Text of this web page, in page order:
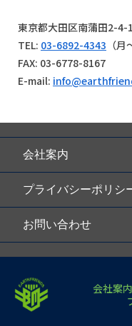
東京都大田区南蒲田2-4-
TEL: 03-6892-4343 （
FAX: 03-6778-8167
E-mail:
会社案内
プライバシーポリシ
お問い合わせ
会社案内